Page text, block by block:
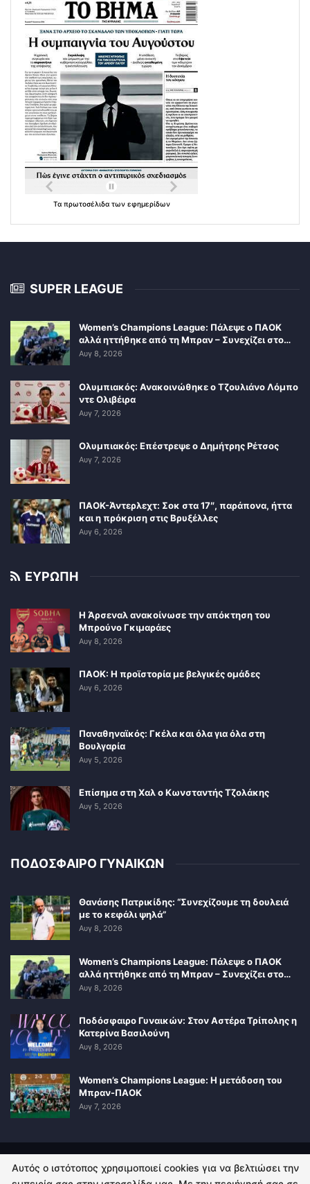
Τα πρωτοσέλιδα των εφημερίδων
SUPER LEAGUE
Women’s Champions League: Πάλεψε ο ΠΑΟΚ
αλλά ηττήθηκε από τη Μπραν – Συνεχίζει στο…
Αυγ 8, 2026
Ολυμπιακός: Ανακοινώθηκε ο Τζουλιάνο Λόμπο
ντε Ολιβέιρα
Αυγ 7, 2026
Ολυμπιακός: Επέστρεψε ο Δημήτρης Ρέτσος
Αυγ 7, 2026
ΠΑΟΚ-Άντερλεχτ: Σοκ στα 17″, παράπονα, ήττα
και η πρόκριση στις Βρυξέλλες
Αυγ 6, 2026
ΕΥΡΩΠΗ
Η Άρσεναλ ανακοίνωσε την απόκτηση του
Μπρούνο Γκιμαράες
Αυγ 8, 2026
ΠΑΟΚ: Η προϊστορία με βελγικές ομάδες
Αυγ 6, 2026
Παναθηναϊκός: Γκέλα και όλα για όλα στη
Βουλγαρία
Αυγ 5, 2026
Επίσημα στη Χαλ ο Κωνσταντής Τζολάκης
Αυγ 5, 2026
ΠΟΔΟΣΦΑΙΡΟ ΓΥΝΑΙΚΩΝ
Θανάσης Πατρικίδης: “Συνεχίζουμε τη δουλειά
με το κεφάλι ψηλά”
Αυγ 8, 2026
Women’s Champions League: Πάλεψε ο ΠΑΟΚ
αλλά ηττήθηκε από τη Μπραν – Συνεχίζει στο…
Αυγ 8, 2026
Ποδόσφαιρο Γυναικών: Στον Αστέρα Τρίπολης η
Κατερίνα Βασιλούνη
Αυγ 8, 2026
Women’s Champions League: Η μετάδοση του
Μπραν-ΠΑΟΚ
Αυγ 7, 2026
ΠΟΛΙΤΙΚΗ ΑΠΟΡΡΗΤΟΥ ΕΠΙΚΟΙΝΩΝΙΑ
Αυτός ο ιστότοπος χρησιμοποιεί cookies για να βελτιώσει την